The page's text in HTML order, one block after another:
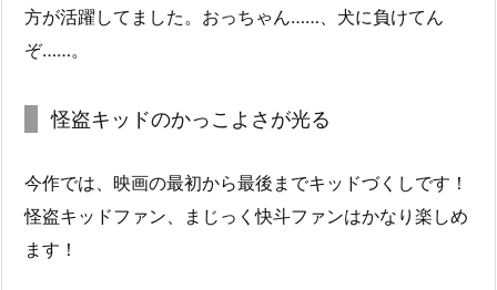
方が活躍してました。おっちゃん……、犬に負けてん
ぞ……。
怪盗キッドのかっこよさが光る
今作では、映画の最初から最後までキッドづくしです！
怪盗キッドファン、まじっく快斗ファンはかなり楽しめ
ます！